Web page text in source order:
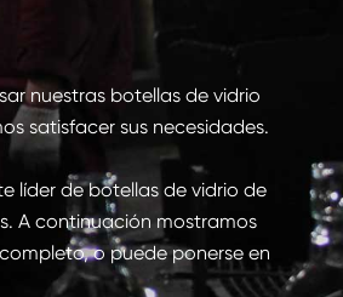
nuestras botellas de vidrio
satisfacer sus necesidades.
líder de botellas de vidrio de
A continuación mostramos
o puede ponerse en